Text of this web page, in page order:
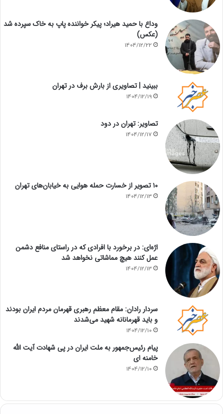
وداع با حمید هیراد؛ پیکر خواننده پاپ به خاک سپرده شد
(عکس)
1404/12/22
ببینید | تصاویری از بارش برف در تهران
1404/12/19
تصاویر: تهران در دود
1404/12/17
۱۰ تصویر از خسارت حمله هوایی به خیابان‌های تهران
1404/12/13
اژه‌ای: در برخورد با افرادی که در راستای منافع دشمن
عمل کنند هیچ مماشاتی نخواهد شد
1404/12/13
سردار رادان: مقام معظم رهبری قهرمان مردم ایران بودند
و باید قهرمانانه شهید می‌شدند
1404/12/10
پیام رئیس‌جمهور به ملت ایران در پی شهادت آیت الله
خامنه ای
1404/12/10